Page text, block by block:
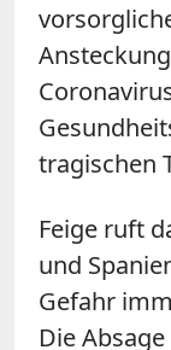
tragischen
Feige ruft
und
Gefahr
Die